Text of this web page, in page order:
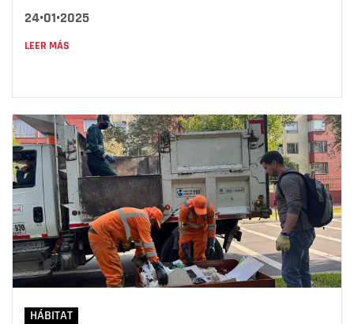
24•01•2025
LEER MÁS
HÁBITAT